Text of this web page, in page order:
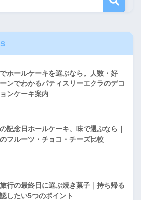
ホールケーキを選ぶなら。人数・好
ンでわかるパティスリーエクラのデコ
ンケーキ案内
記念日ホールケーキ、味で選ぶなら｜
フルーツ・チョコ・チーズ比較
行の最終日に選ぶ焼き菓子｜持ち帰る
したい5つのポイント